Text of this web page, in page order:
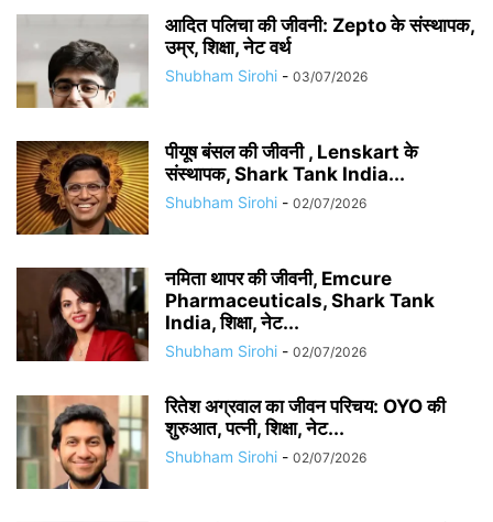
आदित पलिचा की जीवनी: Zepto के संस्थापक,
उम्र, शिक्षा, नेट वर्थ
Shubham Sirohi - 03/07/2026
पीयूष बंसल की जीवनी , Lenskart के
संस्थापक, Shark Tank India...
Shubham Sirohi - 02/07/2026
नमिता थापर की जीवनी, Emcure
Pharmaceuticals, Shark Tank
India, शिक्षा, नेट...
Shubham Sirohi - 02/07/2026
रितेश अग्रवाल का जीवन परिचय: OYO की
शुरुआत, पत्नी, शिक्षा, नेट...
Shubham Sirohi - 02/07/2026